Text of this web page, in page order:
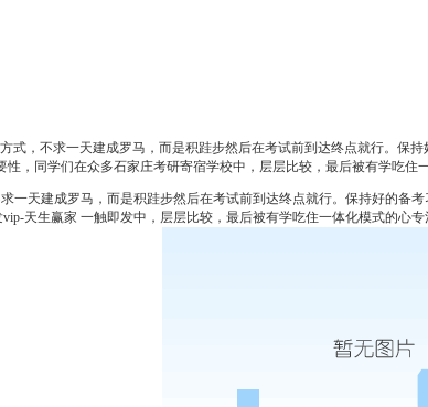
式，不求一天建成罗马，而是积跬步然后在考试前到达终点就行。
，同学们在众多石家庄考研寄宿学校中，层层比较，最后被有学吃
天建成罗马，而是积跬步然后在考试前到达终点就行。保持好的备
vip-天生赢家 一触即发中，层层比较，最后被有学吃住一体化模式的心